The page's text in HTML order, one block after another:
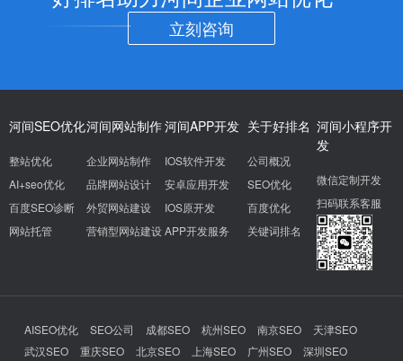
立刻咨询
河间SEO优化
整站优化
AI+seo优化
百度SEO诊断
网站托管
河间网站制作
企业网站制作
品牌网站设计
外贸网站建设
营销型网站建设
河间APP开发
IOS软件开发
安卓应用开发
IOS原开发
APP开发服务
关于好排名
公司概况
SEO优化
百度优化
关键词排名
河间小程序开
发
微信定制开发
扫码联系客服
AISEO优化 SEO公司 成都SEO 杭州SEO 南京SEO
天津SEO
武汉SEO
重庆SEO 北京SEO 上海SEO 广州SEO
深圳SEO